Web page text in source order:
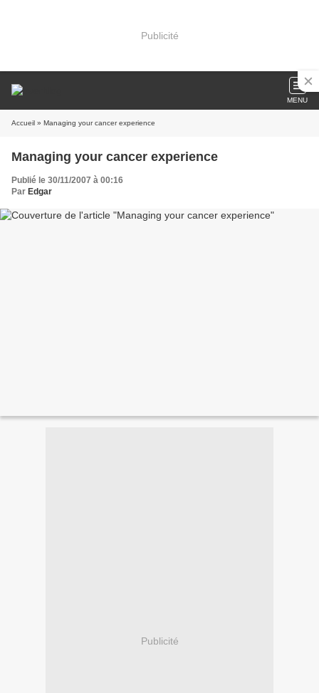
Publicité
MENU
Accueil » Managing your cancer experience
Managing your cancer experience
Publié le 30/11/2007 à 00:16
Par Edgar
Publicité